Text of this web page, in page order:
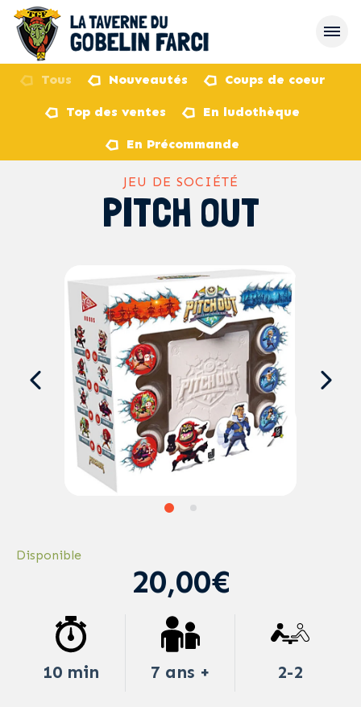
Tous Nouveautés Coups de coeur
Top des ventes En ludothèque
En Précommande
JEU DE SOCIÉTÉ
PITCH OUT
Disponible
20,00€
10 min 7 ans + 2-2